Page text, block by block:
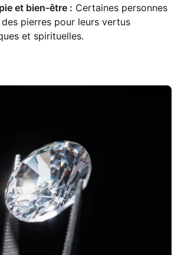
et bien-être : Certaines personnes
pierres pour leurs vertus
et spirituelles.